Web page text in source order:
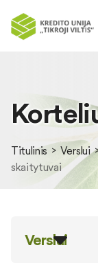
Titulinis Verslui
skaitytuvai
Verslui